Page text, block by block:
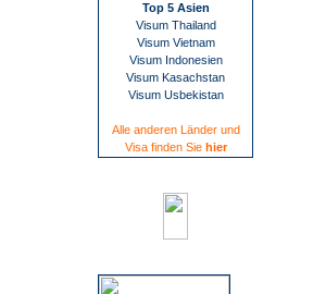
Top 5 Asien
Visum Thailand
Visum Vietnam
Visum Indonesien
Visum Kasachstan
Visum Usbekistan
Alle anderen Länder und
Visa finden Siehier